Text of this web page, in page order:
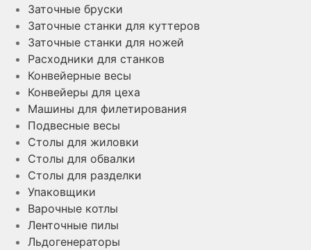
Заточные бруски
Заточные станки для куттеров
Заточные станки для ножей
Расходники для станков
Конвейерные весы
Конвейеры для цеха
Машины для филетирования
Подвесные весы
Столы для жиловки
Столы для обвалки
Столы для разделки
Упаковщики
Варочные котлы
Ленточные пилы
Льдогенераторы